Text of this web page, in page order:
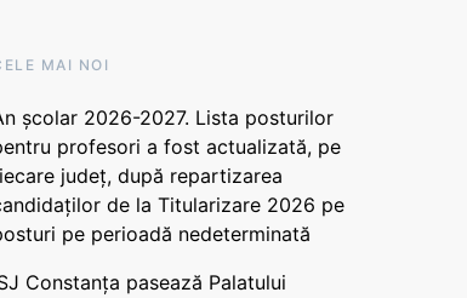
MAI NOI
școlar 2026-2027. Lista posturilor
profesori a fost actualizată, pe
județ, după repartizarea
de la Titularizare 2026 pe
pe perioadă nedeterminată
Constanța pasează Palatului